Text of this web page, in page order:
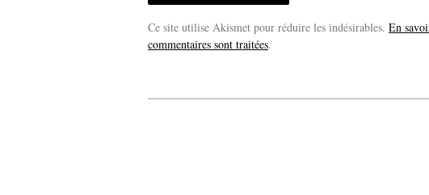
Ce site utilise Akismet pour réduire les indésirables. En
commentaires sont traitées.